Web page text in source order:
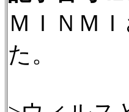
ＭＩＮＭ
た。